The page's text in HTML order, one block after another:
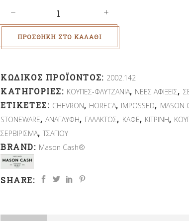
ΠΡΟΣΘΉΚΗ ΣΤΟ ΚΑΛΆΘΙ
ΚΩΔΙΚΌΣ ΠΡΟΪΌΝΤΟΣ: 2002.142
ΚΑΤΗΓΟΡΊΕΣ: ΚΟΥΠΕΣ-ΦΛΥΤΖΑΝΙΑ, ΝΕΕΣ ΑΦΙΞΕΙΣ,
ΕΤΙΚΈΤΕΣ: CHEVRON, HORECA, IMPOSSED, MASON
STONEWARE,ΑΝΑΓΛΥΦΗ, ΓΑΛΑΚΤΟΣ, ΚΑΦΕ, ΚΙΤΡΙΝΗ,
ΣΕΡΒΙΡΙΣΜΑ,ΤΣΑΓΙΟΥ
BRAND: Mason Cash®
SHARE: